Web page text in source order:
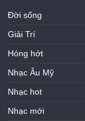
Đời sống
Giải Trí
Hóng hớt
Nhạc Âu Mỹ
Nhạc hot
Nhạc mới